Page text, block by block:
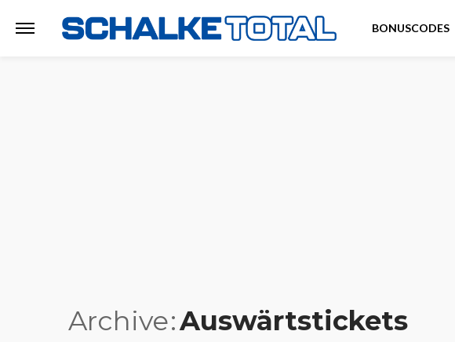
BONUSCODES
Archive Auswärtstickets